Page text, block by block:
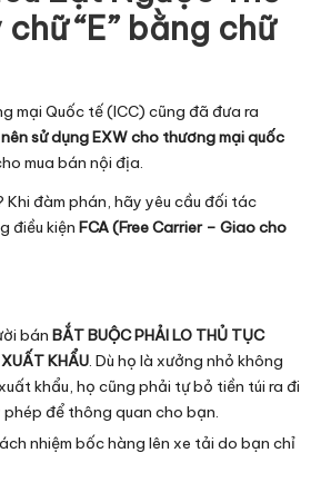
“E” bằng chữ
mại Quốc tế (ICC) cũng đã đưa ra
sử dụng EXW cho thương mại quốc
mua bán nội địa.
Khi đàm phán, hãy yêu cầu đối tác
điều kiện FCA (Free Carrier – Giao cho
bán BẮT BUỘC PHẢI LO THỦ TỤC
KHẨU. Dù họ là xưởng nhỏ không
khẩu, họ cũng phải tự bỏ tiền túi ra đi
để thông quan cho bạn.
nhiệm bốc hàng lên xe tải do bạn chỉ